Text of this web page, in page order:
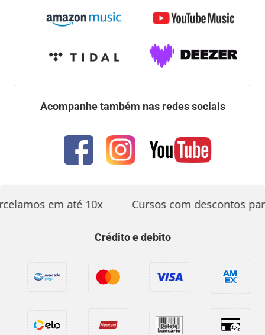
Acompanhe também nas redes sociais
em até 10x Cursos com descontos
Crédito e debito